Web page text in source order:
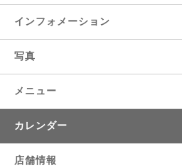
インフォメーション
写真
メニュー
カレンダー
店舗情報